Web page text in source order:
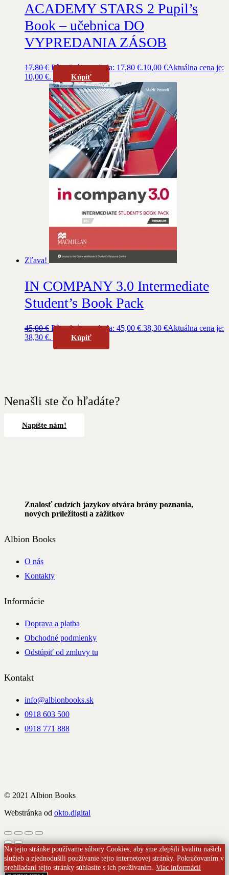
ACADEMY STARS 2 Pupil’s
Book – učebnica DO
VYPREDANIA ZÁSOB
17,80€ Pôvodná cena bola: 17,80 €.10,00 €Aktuálna cena je:
10,00 €.
Kúpiť
Zľava!
IN COMPANY 3.0 Intermediate
Student’s Book Pack
45,00€ Pôvodná cena bola: 45,00 €.38,30 €Aktuálna cena je:
38,30 €.
Kúpiť
Nenašli ste čo hľadáte?
Napíšte nám!
Znalosť cudzích jazykov otvára brány poznania,
nových príležitostí a zážitkov
Albion Books
O nás
Kontakty
Informácie
Doprava a platba
Obchodné podmienky
Odstúpiť od zmluvy tu
Kontakt
info@albionbooks.sk
0918 603 500
0918 771 888
© 2021 Albion Books
Webstránka od okto.digital
Na tejto stránke používame súbory Cookies, aby sme zlepšili kvalitu našich
služieb a zjednodušili používanie tejto internetovej stránky. Pokračovaním v
prehliadaní tejto stránky súhlasíte s ich používaním. Viac informácií